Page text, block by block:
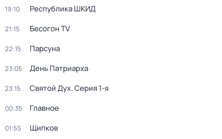
19:10 Республика ШКИД
21:15 Бесогон TV
22:15 Парсуна
23:05 День Патриарха
23:15 Святой Дух. Серия 1-я
00:35 Главное
01:55 Щипков